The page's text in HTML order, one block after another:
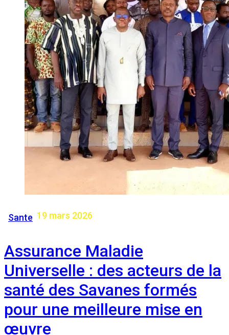
Sante 19 mars 2026
Assurance Maladie
Universelle : des acteurs de la
santé des Savanes formés
pour une meilleure mise en
œuvre